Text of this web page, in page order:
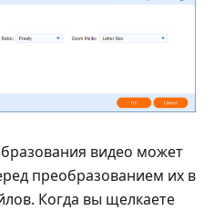
видео может
преобразованием их в
Когда вы щелкаете